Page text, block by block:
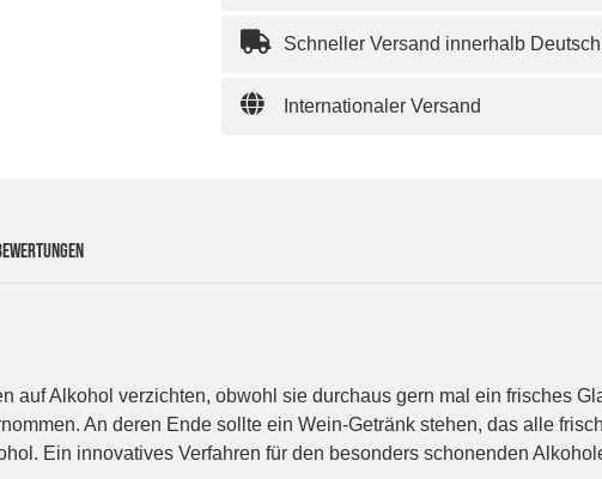
Schneller Versand innerhalb
Internationaler Versand
auf Alkohol verzichten, obwohl sie durchaus gern mal ein frisches
An deren Ende sollte ein Wein-Getränk stehen, das alle
Ein innovatives Verfahren für den besonders schonenden